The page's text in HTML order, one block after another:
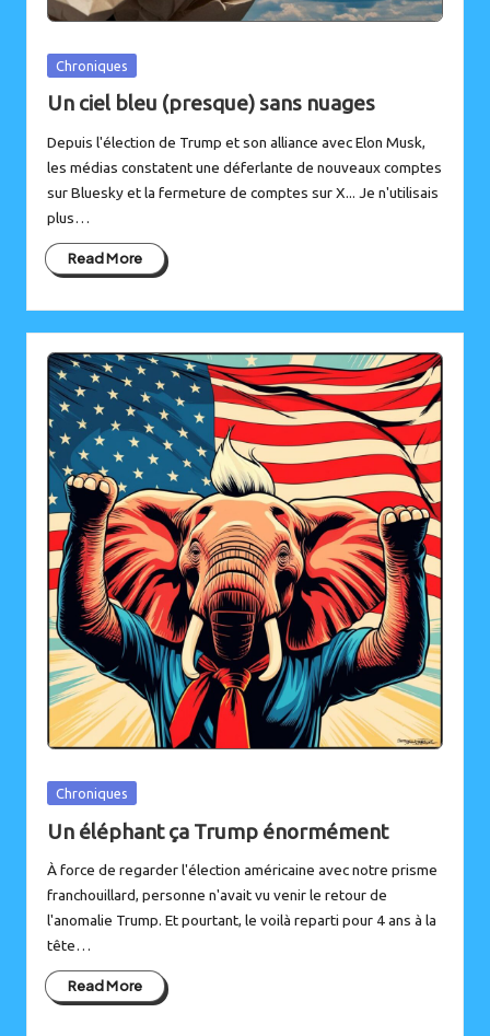
Posted
Chroniques
Un ciel bleu (presque) sans nuages
Depuis l'élection de Trump et son alliance avec Elon Musk,
les médias constatent une déferlante de nouveaux comptes
sur Bluesky et la fermeture de comptes sur X... Je n'utilisais
plus…
Read More
Posted
Chroniques
Un éléphant ça Trump énormément
À force de regarder l'élection américaine avec notre prisme
franchouillard, personne n'avait vu venir le retour de
l'anomalie Trump. Et pourtant, le voilà reparti pour 4 ans à la
tête…
Read More